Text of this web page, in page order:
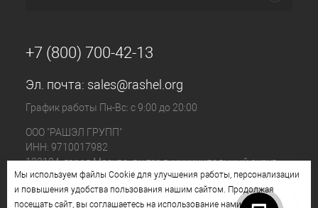
+7 (800) 700-42-13
Эл. почта: sales@rashel.org
График работы Пн-Вс: с 9:00 до 20:00
ООО "РАШЭЛ ГРУПП"
ИНН: 9710017982
123104, город Москва, вн.тер.г. муниципальный округ
Пресненский, ул. Большая Бронная, д. 23 стр. 1, этаж 4
помещ. I, ком. №11
Мы используем файлы Cookie для улучшения работы, персонализации
и повышения удобства пользования нашим сайтом. Продолжая
посещать сайт, вы соглашаетесь на использование нами файлов